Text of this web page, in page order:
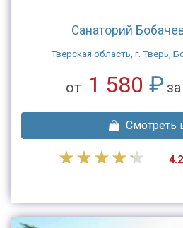
Санаторий
Тверская область, г. Тверь,
от 1 580 ₽
Смотреть
4.2